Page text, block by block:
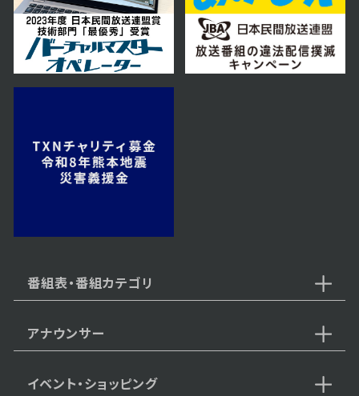
2023年12月07日 放送
第37話
第36話
番組表・番組カテゴリ
アナウンサー
イベント・ショッピング